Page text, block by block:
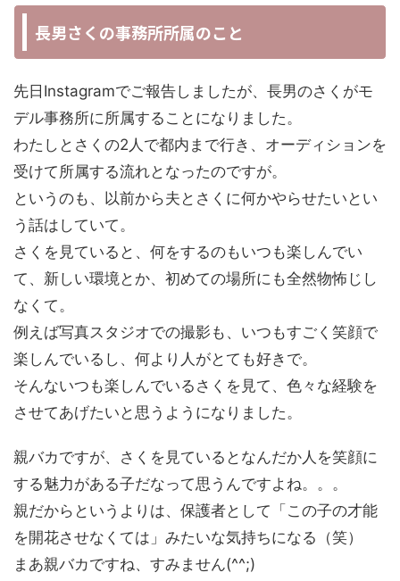
長男さくの事務所所属のこと
先日Instagramでご報告しましたが、長男のさくがモ
デル事務所に所属することになりました。
わたしとさくの2人で都内まで行き、オーディションを
受けて所属する流れとなったのですが。
というのも、以前から夫とさくに何かやらせたいとい
う話はしていて。
さくを見ていると、何をするのもいつも楽しんでい
て、新しい環境とか、初めての場所にも全然物怖じし
なくて。
例えば写真スタジオでの撮影も、いつもすごく笑顔で
楽しんでいるし、何より人がとても好きで。
そんないつも楽しんでいるさくを見て、色々な経験を
させてあげたいと思うようになりました。
親バカですが、さくを見ているとなんだか人を笑顔に
する魅力がある子だなって思うんですよね。。。
親だからというよりは、保護者として「この子の才能
を開花させなくては」みたいな気持ちになる（笑）
まあ親バカですね、すみません(^^;)